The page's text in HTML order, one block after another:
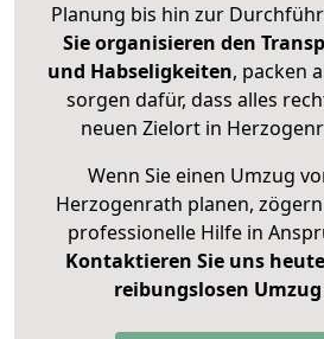
Planung bis hin zur
Sie organisieren den
und Habseligkeiten, packen
sorgen dafür, dass alles
neuen Zielort in
Wenn Sie einen Umzug
Herzogenrath planen,
professionelle Hilfe in
Kontaktieren Sie uns heute
reibungslosen Umzug